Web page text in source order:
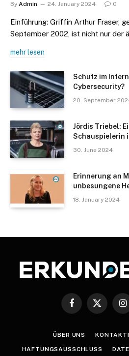
By Admin 24. January 2024 0
Einführung: Griffin Arthur Fraser,
September 2002, ist nicht nur der
mehr lesen
Schutz im
Cybersecurity?
20. September
Jördis Triebel:
Schauspielerin
30. June 2024
Erinnerung an
unbesungene
18. January 2024
Facebook
X
ÜBER UNS
HAFTUNGSAUSSCHLUSS